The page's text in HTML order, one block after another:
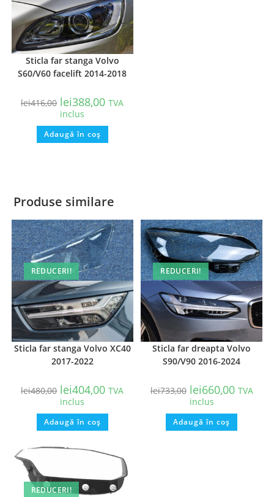
Sticla far stanga Volvo
S60/V60 facelift 2014-2018
lei416,00 lei388,00 TVA
inclus
Adaugă în coș
Produse similare
REDUCERI!
Sticla far stanga Volvo XC40
2017-2022
lei480,00 lei404,00 TVA
inclus
Adaugă în coș
REDUCERI!
Sticla far dreapta Volvo
S90/V90 2016-2024
lei733,00 lei660,00 TVA
inclus
Adaugă în coș
REDUCERI!